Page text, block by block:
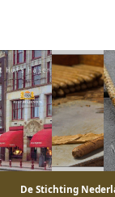
De Stichting